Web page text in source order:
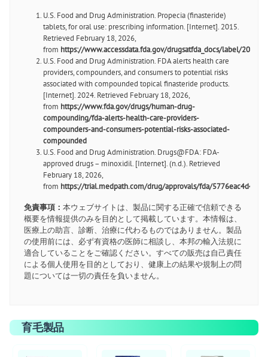
U.S. Food and Drug Administration. Propecia (finasteride)
tablets, for oral use: prescribing information. [Internet]. 2015.
Retrieved February 18, 2026,
from https://www.accessdata.fda.gov/drugsatfda_docs/label/2015/
U.S. Food and Drug Administration. FDA alerts health care
providers, compounders, and consumers to potential risks
associated with compounded topical finasteride products.
[Internet]. 2024. Retrieved February 18, 2026,
from https://www.fda.gov/drugs/human-drug-
compounding/fda-alerts-health-care-providers-
compounders-and-consumers-potential-risks-associated-
compounded
U.S. Food and Drug Administration. Drugs@FDA: FDA-
approved drugs – minoxidil. [Internet]. (n.d.). Retrieved
February 18, 2026,
from https://trial.medpath.com/drug/approvals/fda/
免責事項： 本ウェブサイトは、製品に関する正確で信頼できる
概要を情報提供のみを目的として掲載しています。本情報は、
医療上の助言、診断、治療に代わるものではありません。製品
の使用前には、必ず有資格の医師に相談し、本邦の輸入法規に
適合していることをご確認ください。すべての販売は自己責任
による個人使用を目的としており、健康上の結果や規制上の問
題については一切の責任を負いません。
育毛製品